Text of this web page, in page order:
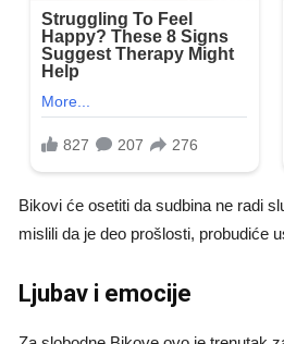
Bikovi će osetiti da sudbina ne radi
mislili da je deo prošlosti, probudiće
Ljubav i emocije